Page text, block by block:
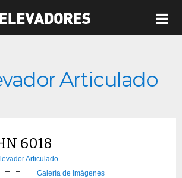
Articulado
6018
Articulado
Galería de imágenes